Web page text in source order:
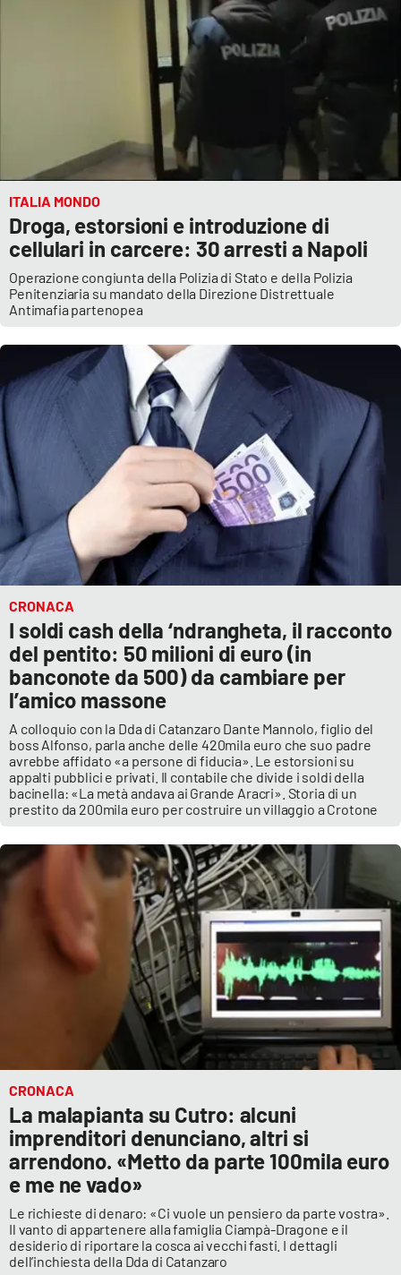
ITALIA MONDO
Droga, estorsioni e introduzione di
cellulari in carcere: 30 arresti a Napoli
Operazione congiunta della Polizia di Stato e della Polizia
Penitenziaria su mandato della Direzione Distrettuale
Antimafia partenopea
CRONACA
I soldi cash della ‘ndrangheta, il racconto
del pentito: 50 milioni di euro (in
banconote da 500) da cambiare per
l’amico massone
A colloquio con la Dda di Catanzaro Dante Mannolo, figlio del
boss Alfonso, parla anche delle 420mila euro che suo padre
avrebbe affidato «a persone di fiducia». Le estorsioni su
appalti pubblici e privati. Il contabile che divide i soldi della
bacinella: «La metà andava ai Grande Aracri». Storia di un
prestito da 200mila euro per costruire un villaggio a Crotone
CRONACA
La malapianta su Cutro: alcuni
imprenditori denunciano, altri si
arrendono. «Metto da parte 100mila euro
e me ne vado»
Le richieste di denaro: «Ci vuole un pensiero da parte vostra».
Il vanto di appartenere alla famiglia Ciampà-Dragone e il
desiderio di riportare la cosca ai vecchi fasti. I dettagli
dell’inchiesta della Dda di Catanzaro